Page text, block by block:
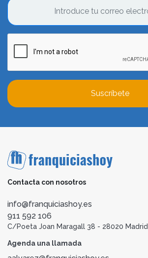
Suscríbete
Contacta con nosotros
info@franquiciashoy.es
911 592 106
C/Poeta Joan Maragall 38 - 28020 Madrid
Agenda una llamada